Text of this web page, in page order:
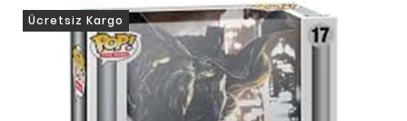
Ücretsiz Kargo